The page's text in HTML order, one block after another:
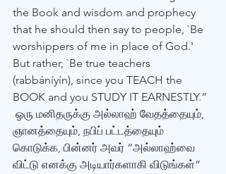
the Book and wisdom and prophecy
that he should then say to people, `Be
worshippers of me in place of God.'
But rather, `Be true teachers
(rabbáníyín), since you TEACH the
BOOK and you STUDY IT EARNESTLY.”
ஞானத்தையும், நபிப் பட்டத்தையும்
கொடுக்க, பின்னர் அவர் “அல்லாஹ்வை
விட்டு எனக்கு அடியார்களாகி விடுங்கள்”